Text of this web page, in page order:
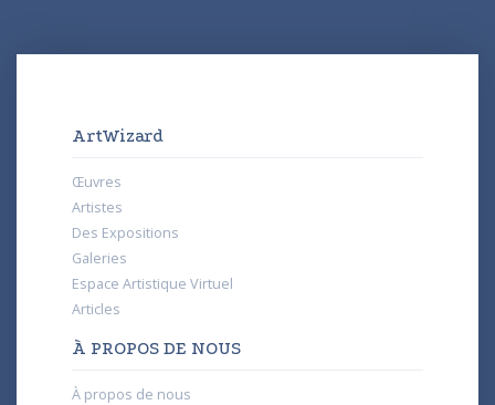
ArtWizard
Œuvres
Artistes
Des Expositions
Galeries
Espace Artistique Virtuel
Articles
À PROPOS DE NOUS
À propos de nous